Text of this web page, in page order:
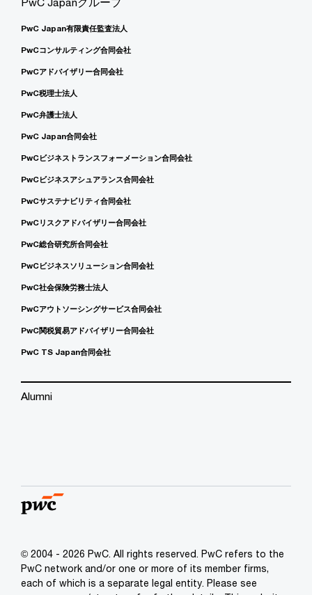
PwC Japan有限責任監査法人
PwCコンサルティング合同会社
PwCアドバイザリー合同会社
PwC税理士法人
PwC弁護士法人
PwC Japan合同会社
PwCビジネストランスフォーメーション合同会社
PwCビジネスアシュアランス合同会社
PwCサステナビリティ合同会社
PwCリスクアドバイザリー合同会社
PwC総合研究所合同会社
PwCビジネスソリューション合同会社
PwC社会保険労務士法人
PwCアウトソーシングサービス合同会社
PwC関税貿易アドバイザリー合同会社
PwC TS Japan合同会社
Alumni
© 2004 - 2026 PwC. All rights reserved. PwC refers to the
PwC network and/or one or more of its member firms,
each of which is a separate legal entity. Please see